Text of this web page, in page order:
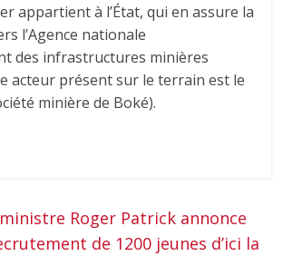
appartient à l’État, qui en assure la
l’Agence nationale
des infrastructures minières
acteur présent sur le terrain est le
minière de Boké).
Roger Patrick annonce
de 1200 jeunes d’ici la